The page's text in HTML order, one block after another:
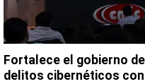
Fortalece el gobierno
delitos cibernéticos